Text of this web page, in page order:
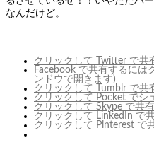
なんだけど。
クリックして Twitter で共
Facebook で共有するには
ンドウで開きます)
クリックして Tumblr で共
クリックして Pocket でシ
クリックして Skype で共
クリックして LinkedIn で
クリックして Pinterest で